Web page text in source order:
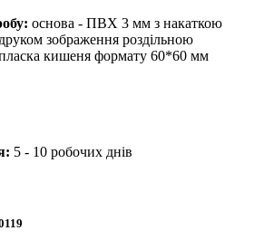
основа - ПВХ 3 мм з накаткою
зображення роздільною
кишеня формату 60*60 мм
5 - 10 робочих днів